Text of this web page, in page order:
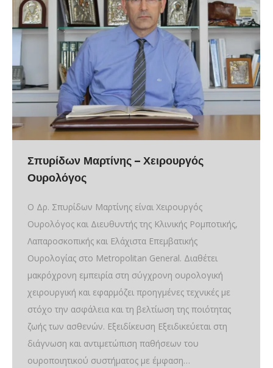
Σπυρίδων Μαρτίνης – Χειρουργός
Ουρολόγος
Ο Δρ. Σπυρίδων Μαρτίνης είναι Χειρουργός
Ουρολόγος και Διευθυντής της Κλινικής Ρομποτικής,
Λαπαροσκοπικής και Ελάχιστα Επεμβατικής
Ουρολογίας στο Metropolitan General. Διαθέτει
μακρόχρονη εμπειρία στη σύγχρονη ουρολογική
χειρουργική και εφαρμόζει προηγμένες τεχνικές με
στόχο την ασφάλεια και τη βελτίωση της ποιότητας
ζωής των ασθενών. Εξειδίκευση Εξειδικεύεται στη
διάγνωση και αντιμετώπιση παθήσεων του
ουροποιητικού συστήματος με έμφαση…